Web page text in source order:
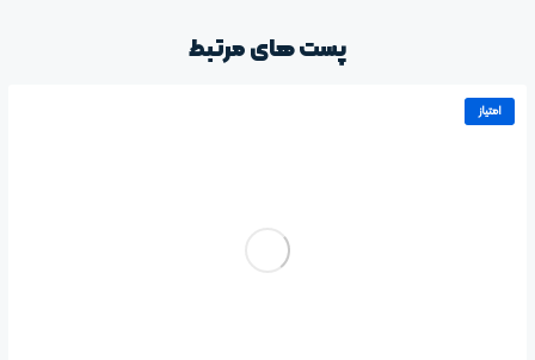
پست های مرتبط
امتیاز